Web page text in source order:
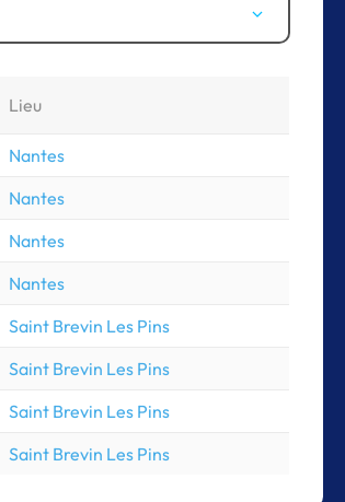
Lieu
Nantes
Nantes
Nantes
Nantes
Saint Brevin Les Pins
Saint Brevin Les Pins
Saint Brevin Les Pins
Saint Brevin Les Pins